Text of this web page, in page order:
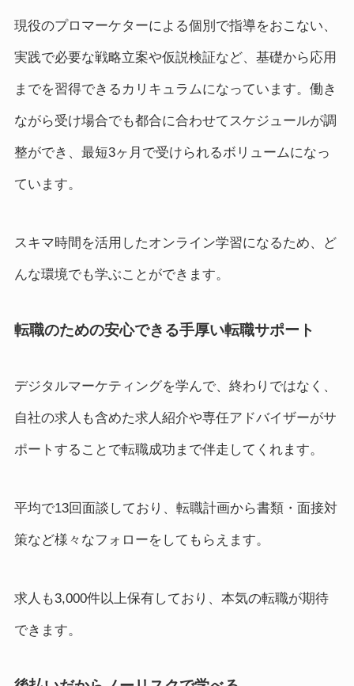
現役のプロマーケターによる個別で指導をおこない、
実践で必要な戦略立案や仮説検証など、基礎から応用
までを習得できるカリキュラムになっています。働き
ながら受け場合でも都合に合わせてスケジュールが調
整ができ、最短3ヶ月で受けられるボリュームになっ
ています。
スキマ時間を活用したオンライン学習になるため、ど
んな環境でも学ぶことができます。
転職のための安心できる手厚い転職サポート
デジタルマーケティングを学んで、終わりではなく、
自社の求人も含めた求人紹介や専任アドバイザーがサ
ポートすることで転職成功まで伴走してくれます。
平均で13回面談しており、転職計画から書類・面接対
策など様々なフォローをしてもらえます。
求人も3,000件以上保有しており、本気の転職が期待
できます。